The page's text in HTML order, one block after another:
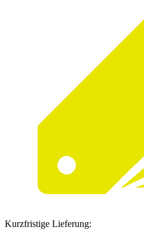
Kurzfristige Lieferung: